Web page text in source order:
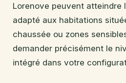
Lorenove peuvent atteindre
adapté aux habitations
chaussée ou zones
demander précisément le
intégré dans votre